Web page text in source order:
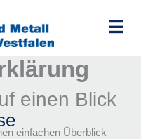
einen Blick
einfachen Überblick